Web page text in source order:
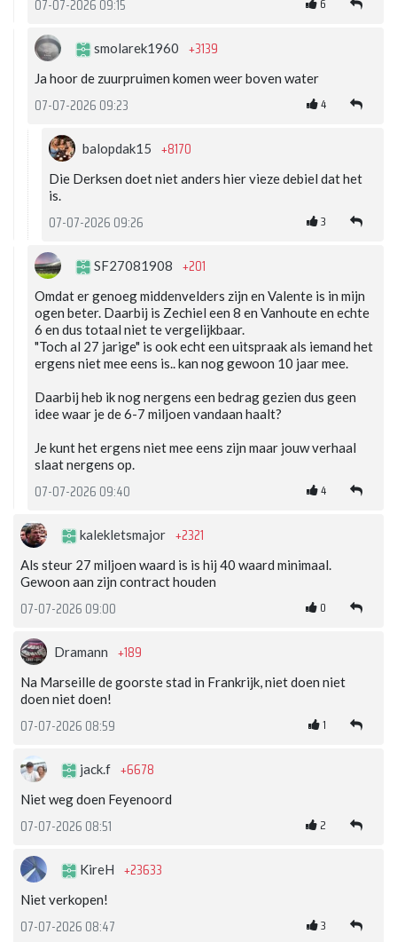
07-07-2026 09:15
smolarek1960 +3139
Ja hoor de zuurpruimen komen weer boven water
07-07-2026 09:23 4
balopdak15 +8170
Die Derksen doet niet anders hier vieze debiel dat het
is.
07-07-2026 09:26 3
SF27081908 +201
Omdat er genoeg middenvelders zijn en Valente is in mijn
ogen beter. Daarbij is Zechiel een 8 en Vanhoute en echte
6 en dus totaal niet te vergelijkbaar.
"Toch al 27 jarige" is ook echt een uitspraak als iemand het
ergens niet mee eens is.. kan nog gewoon 10 jaar mee.
Daarbij heb ik nog nergens een bedrag gezien dus geen
idee waar je de 6-7 miljoen vandaan haalt?
Je kunt het ergens niet mee eens zijn maar jouw verhaal
slaat nergens op.
07-07-2026 09:40 4
kalekletsmajor +2321
Als steur 27 miljoen waard is is hij 40 waard minimaal.
Gewoon aan zijn contract houden
07-07-2026 09:00 0
Dramann +189
Na Marseille de goorste stad in Frankrijk, niet doen niet
doen niet doen!
07-07-2026 08:59 1
jack.f +6678
Niet weg doen Feyenoord
07-07-2026 08:51 2
KireH +23633
Niet verkopen!
07-07-2026 08:47 3